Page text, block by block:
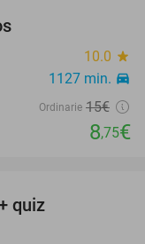
10.0 star
1127 min. directions_car
Ordinarie 15€
8,75€
quiz